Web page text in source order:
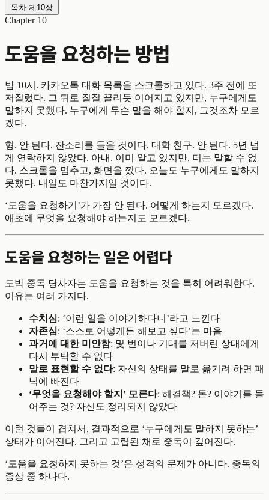
목차 제10장
Chapter 10
도움을 요청하는 방법
밤 10시. 카카오톡 대화 목록을 스크롤하고 있다. 3주 전에 또
저질렀다. 그 뒤로 질질 끌리듯 이어지고 있지만, 누구에게도
말하지 못했다. 누구에게 무슨 말을 해야 할지, 그것조차 모르
겠다.
형. 안 된다. 잔소리를 들을 것이다. 대학 친구. 안 된다. 5년 넘
게 연락하지 않았다. 아내. 이미 알고 있지만, 더는 말할 수 없
다. 스크롤을 멈추고, 화면을 껐다. 오늘도 누구에게도 말하지
못했다. 내일도 마찬가지일 것이다.
‘도움을 요청하기’가 가장 안 된다. 어떻게 하는지 모르겠다.
애초에 무엇을 요청해야 하는지도 모르겠다.
도움을 요청하는 일은 어렵다
도박 중독 당사자는 도움을 요청하는 것을 특히 어려워한다.
이유는 여러 가지다.
수치심: ‘이런 일을 이야기하다니’라고 느낀다
자존심: ‘스스로 어떻게든 해보고 싶다’는 마음
과거에 대한 미안함: 몇 번이나 기대를 저버린 상대에게
다시 부탁할 수 없다
말로 표현할 수 없다: 자신의 상태를 말로 옮기려 하면 패
닉에 빠진다
‘무엇을 요청해야 할지’ 모른다: 해결책? 돈? 이야기를 들
어주는 것? 자신도 정리되지 않았다
이런 것들이 겹쳐서, 결과적으로 ‘누구에게도 말하지 못하는’
상태가 이어진다. 그리고 고립된 채로 중독이 깊어진다.
‘도움을 요청하지 못하는 것’은 성격의 문제가 아니다. 중독의
증상 중 하나다.